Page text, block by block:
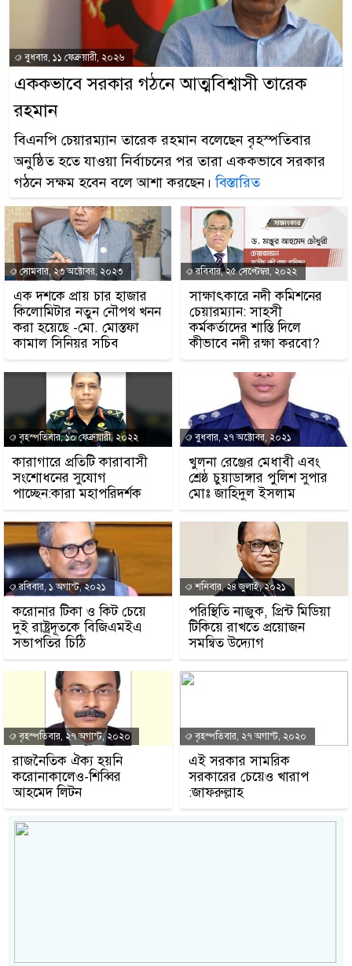
বুধবার, ১১ ফেব্রুয়ারী, ২০২৬
এককভাবে সরকার গঠনে আত্মবিশ্বাসী তারেক
রহমান
বিএনপি চেয়ারম্যান তারেক রহমান বলেছেন বৃহস্পতিবার
অনুষ্ঠিত হতে যাওয়া নির্বাচনের পর তারা এককভাবে সরকার
গঠনে সক্ষম হবেন বলে আশা করছেন।বিস্তারিত
সোমবার, ২৩ অক্টোবর, ২০২৩
এক দশকে প্রায় চার হাজার
কিলোমিটার নতুন নৌপথ খনন
করা হয়েছে -মো. মোস্তফা
কামাল সিনিয়র সচিব
রবিবার, ২৫ সেপ্টেম্বর, ২০২২
সাক্ষাৎকারে নদী কমিশনের
চেয়ারম্যান: সাহসী
কর্মকর্তাদের শাস্তি দিলে
কীভাবে নদী রক্ষা করবো?
বৃহস্পতিবার, ১০ ফেব্রুয়ারী, ২০২২
কারাগারে প্রতিটি কারাবাসী
সংশোধনের সুযোগ
পাচ্ছেন:কারা মহাপরিদর্শক
বুধবার, ২৭ অক্টোবর, ২০২১
খুলনা রেঞ্জের মেধাবী এবং
শ্রেষ্ঠ চুয়াডাঙ্গার পুলিশ সুপার
মোঃ জাহিদুল ইসলাম
রবিবার, ১ অগাস্ট, ২০২১
করোনার টিকা ও কিট চেয়ে
দুই রাষ্ট্রদূতকে বিজিএমইএ
সভাপতির চিঠি
শনিবার, ২৪ জুলাই, ২০২১
পরিস্থিতি নাজুক, প্রিন্ট মিডিয়া
টিকিয়ে রাখতে প্রয়োজন
সমন্বিত উদ্যোগ
বৃহস্পতিবার, ২৭ অগাস্ট, ২০২০
রাজনৈতিক ঐক্য হয়নি
করোনাকালেও-শিব্বির
আহমেদ লিটন
বৃহস্পতিবার, ২৭ অগাস্ট, ২০২০
এই সরকার সামরিক
সরকারের চেয়েও খারাপ
:জাফরুল্লাহ